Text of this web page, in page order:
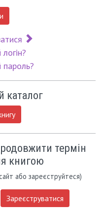
пароль?
каталог
термін
книгою
або зареєструйтеся)
Зареєструватися